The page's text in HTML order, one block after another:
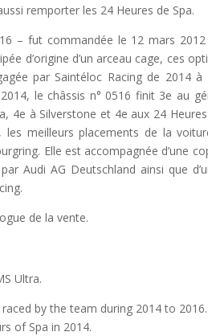
remporter les 24 Heures de Spa.
– fut commandée le 12 mars
d’origine d’un arceau cage, ces
par Saintéloc Racing de 2014
le châssis n° 0516 finit 3e au
4e à Silverstone et 4e aux 24
les meilleurs placements de la
Elle est accompagnée d’une
Audi AG Deutschland ainsi que
de la vente.
Ultra.
by the team during 2014 to 2016.
of Spa in 2014.